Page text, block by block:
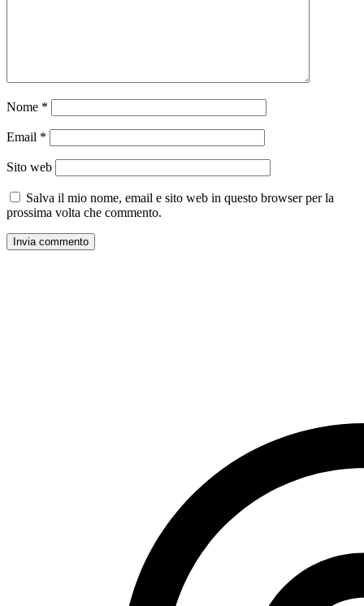
Nome *
Email *
Sito web
Salva il mio nome, email e sito web in questo browser per la
prossima volta che commento.